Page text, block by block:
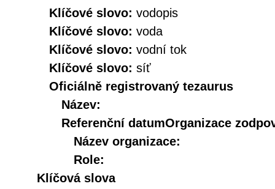
Klíčové slovo: vodopis
Klíčové slovo: voda
Klíčové slovo: vodní tok
Klíčové slovo: síť
Oficiálně registrovaný tezaurus
Název:
Referenční datumOrganizace
Název organizace:
Role:
Klíčová slova